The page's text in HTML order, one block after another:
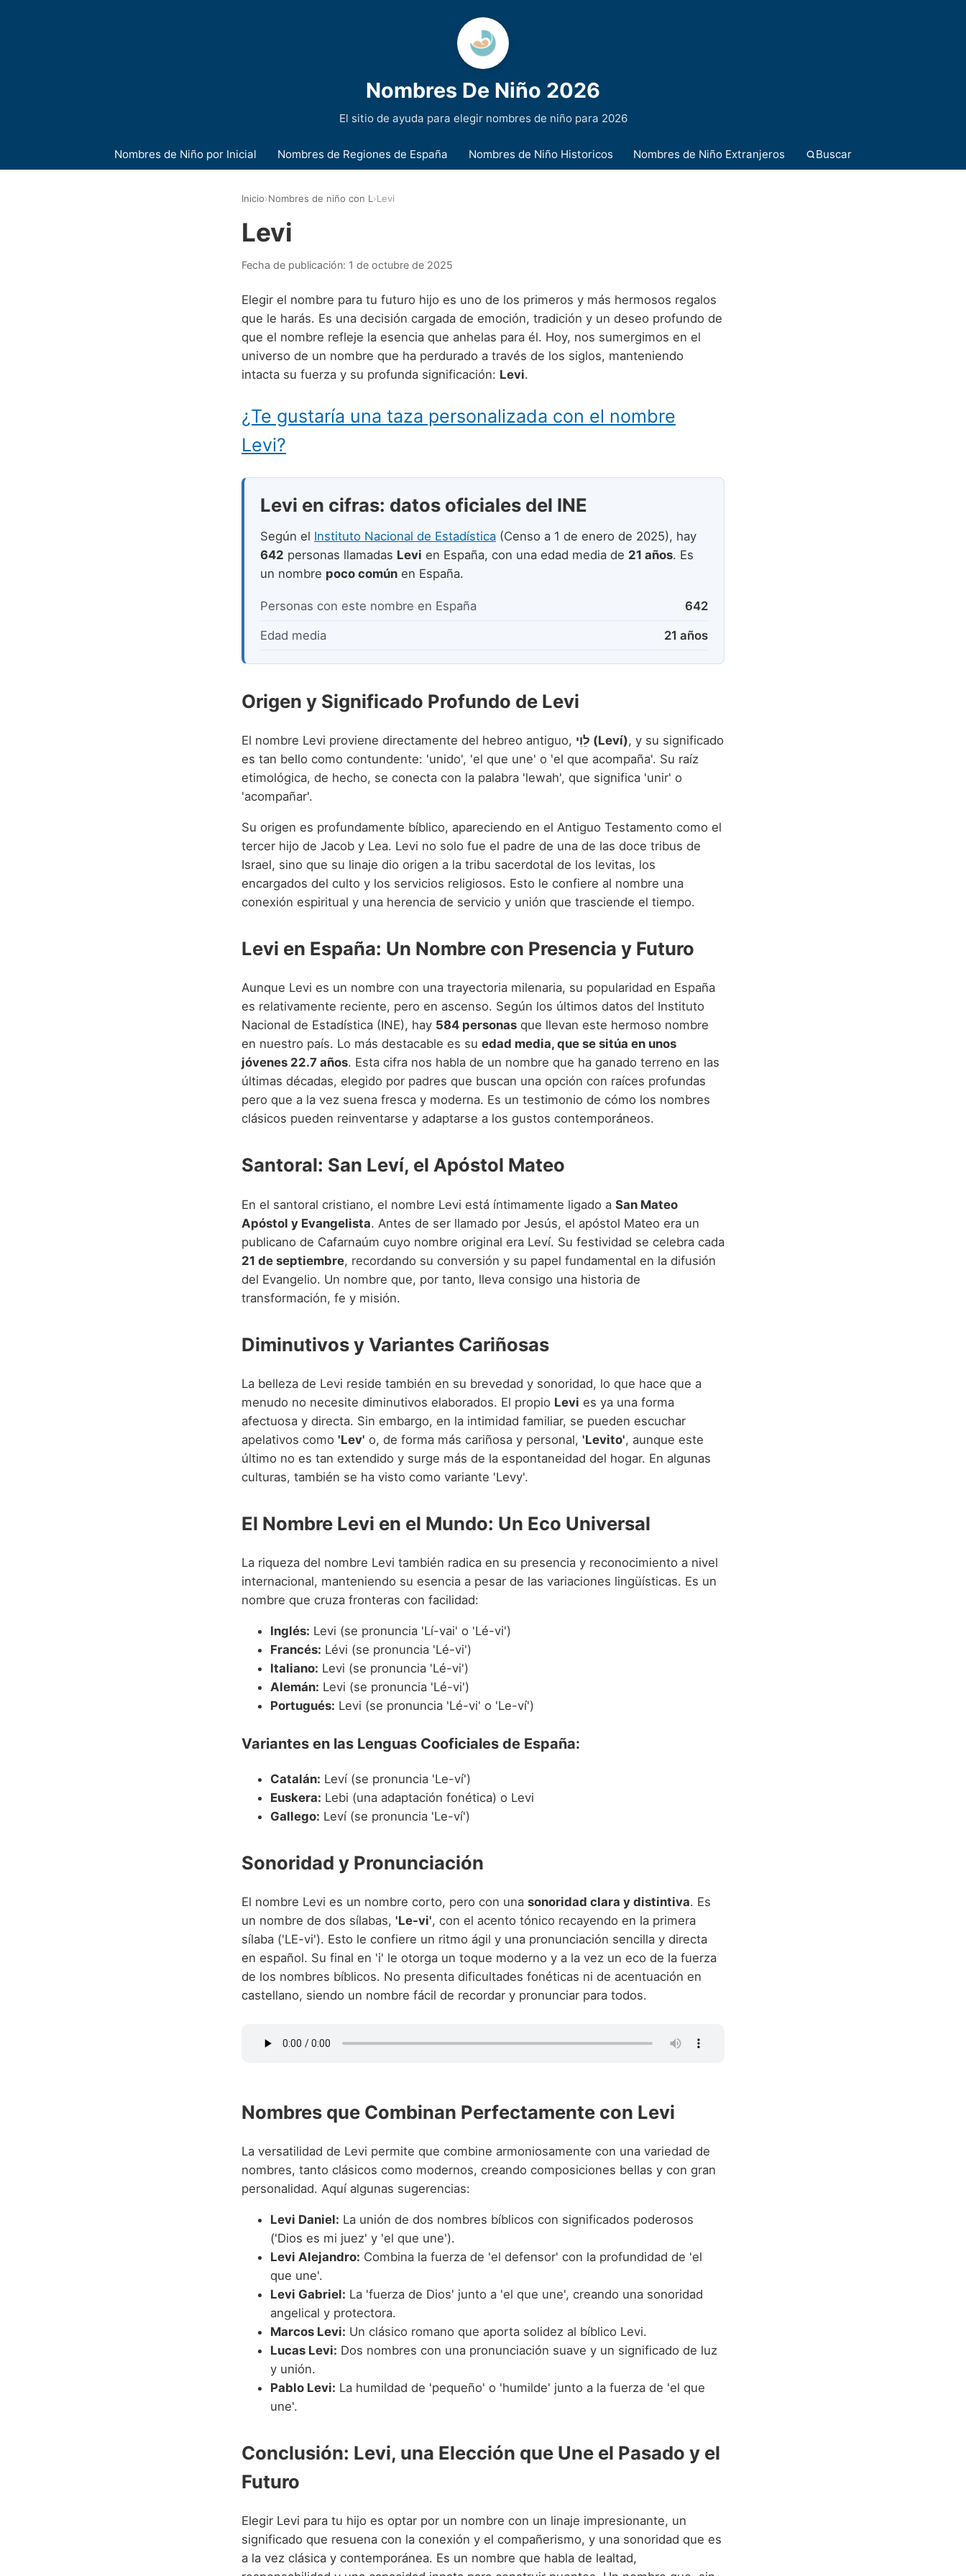
Nombres De Niño 2026
El sitio de ayuda para elegir nombres de niño para 2026
Nombres de Niño por Inicial Nombres de Regiones de España Nombres de Niño Historicos Nombres de Niño Extranjeros Buscar
Inicio›Nombres de niño con L ›Levi
Levi
Fecha de publicación: 1 de octubre de 2025
Elegir el nombre para tu futuro hijo es uno de los primeros y más hermosos regalos
que le harás. Es una decisión cargada de emoción, tradición y un deseo profundo de
que el nombre refleje la esencia que anhelas para él. Hoy, nos sumergimos en el
universo de un nombre que ha perdurado a través de los siglos, manteniendo
intacta su fuerza y su profunda significación: Levi.
¿Te gustaría una taza personalizada con el nombre
Levi?
Levi en cifras: datos oficiales del INE
Según el Instituto Nacional de Estadística (Censo a 1 de enero de 2025), hay
642 personas llamadas Levi en España, con una edad media de 21 años. Es
un nombre poco común en España.
Personas con este nombre en España 642
Edad media 21 años
Origen y Significado Profundo de Levi
El nombre Levi proviene directamente del hebreo antiguo, לֵוִי (Leví), y su significado
es tan bello como contundente: 'unido', 'el que une' o 'el que acompaña'. Su raíz
etimológica, de hecho, se conecta con la palabra 'lewah', que significa 'unir' o
'acompañar'.
Su origen es profundamente bíblico, apareciendo en el Antiguo Testamento como el
tercer hijo de Jacob y Lea. Levi no solo fue el padre de una de las doce tribus de
Israel, sino que su linaje dio origen a la tribu sacerdotal de los levitas, los
encargados del culto y los servicios religiosos. Esto le confiere al nombre una
conexión espiritual y una herencia de servicio y unión que trasciende el tiempo.
Levi en España: Un Nombre con Presencia y Futuro
Aunque Levi es un nombre con una trayectoria milenaria, su popularidad en España
es relativamente reciente, pero en ascenso. Según los últimos datos del Instituto
Nacional de Estadística (INE), hay 584 personas que llevan este hermoso nombre
en nuestro país. Lo más destacable es su edad media, que se sitúa en unos
jóvenes 22.7 años. Esta cifra nos habla de un nombre que ha ganado terreno en las
últimas décadas, elegido por padres que buscan una opción con raíces profundas
pero que a la vez suena fresca y moderna. Es un testimonio de cómo los nombres
clásicos pueden reinventarse y adaptarse a los gustos contemporáneos.
Santoral: San Leví, el Apóstol Mateo
En el santoral cristiano, el nombre Levi está íntimamente ligado a San Mateo
Apóstol y Evangelista. Antes de ser llamado por Jesús, el apóstol Mateo era un
publicano de Cafarnaúm cuyo nombre original era Leví. Su festividad se celebra cada
21 de septiembre, recordando su conversión y su papel fundamental en la difusión
del Evangelio. Un nombre que, por tanto, lleva consigo una historia de
transformación, fe y misión.
Diminutivos y Variantes Cariñosas
La belleza de Levi reside también en su brevedad y sonoridad, lo que hace que a
menudo no necesite diminutivos elaborados. El propio Levi es ya una forma
afectuosa y directa. Sin embargo, en la intimidad familiar, se pueden escuchar
apelativos como 'Lev' o, de forma más cariñosa y personal, 'Levito', aunque este
último no es tan extendido y surge más de la espontaneidad del hogar. En algunas
culturas, también se ha visto como variante 'Levy'.
El Nombre Levi en el Mundo: Un Eco Universal
La riqueza del nombre Levi también radica en su presencia y reconocimiento a nivel
internacional, manteniendo su esencia a pesar de las variaciones lingüísticas. Es un
nombre que cruza fronteras con facilidad:
Inglés: Levi (se pronuncia 'Lí-vai' o 'Lé-vi')
Francés: Lévi (se pronuncia 'Lé-vi')
Italiano: Levi (se pronuncia 'Lé-vi')
Alemán: Levi (se pronuncia 'Lé-vi')
Portugués: Levi (se pronuncia 'Lé-vi' o 'Le-ví')
Variantes en las Lenguas Cooficiales de España:
Catalán: Leví (se pronuncia 'Le-ví')
Euskera: Lebi (una adaptación fonética) o Levi
Gallego: Leví (se pronuncia 'Le-ví')
Sonoridad y Pronunciación
El nombre Levi es un nombre corto, pero con una sonoridad clara y distintiva. Es
un nombre de dos sílabas, 'Le-vi', con el acento tónico recayendo en la primera
sílaba ('LE-vi'). Esto le confiere un ritmo ágil y una pronunciación sencilla y directa
en español. Su final en 'i' le otorga un toque moderno y a la vez un eco de la fuerza
de los nombres bíblicos. No presenta dificultades fonéticas ni de acentuación en
castellano, siendo un nombre fácil de recordar y pronunciar para todos.
Nombres que Combinan Perfectamente con Levi
La versatilidad de Levi permite que combine armoniosamente con una variedad de
nombres, tanto clásicos como modernos, creando composiciones bellas y con gran
personalidad. Aquí algunas sugerencias:
Levi Daniel: La unión de dos nombres bíblicos con significados poderosos
('Dios es mi juez' y 'el que une').
Levi Alejandro: Combina la fuerza de 'el defensor' con la profundidad de 'el
que une'.
Levi Gabriel: La 'fuerza de Dios' junto a 'el que une', creando una sonoridad
angelical y protectora.
Marcos Levi: Un clásico romano que aporta solidez al bíblico Levi.
Lucas Levi: Dos nombres con una pronunciación suave y un significado de luz
y unión.
Pablo Levi: La humildad de 'pequeño' o 'humilde' junto a la fuerza de 'el que
une'.
Conclusión: Levi, una Elección que Une el Pasado y el
Futuro
Elegir Levi para tu hijo es optar por un nombre con un linaje impresionante, un
significado que resuena con la conexión y el compañerismo, y una sonoridad que es
a la vez clásica y contemporánea. Es un nombre que habla de lealtad,